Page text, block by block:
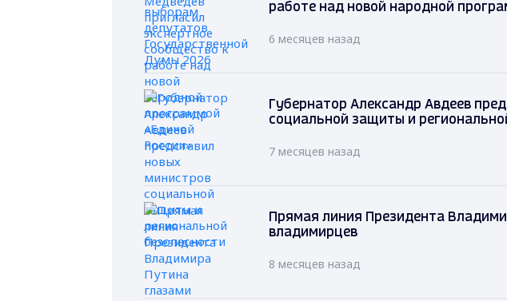
работе над новой народной
6 месяцев назад
Губернатор Александр Авдеев
социальной защиты и
7 месяцев назад
Прямая линия Президента
владимирцев
8 месяцев назад